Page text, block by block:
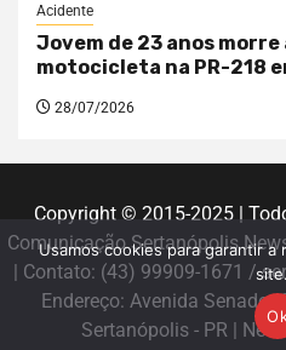
Acidente
Jovem de 23 anos
motocicleta na PR-218
28/07/2026
Copyright © 2015-2025 |
Comunicação Sertanópolis
| Contato: (43) 99909-1671 /
Endereço: Avenida Senador
Sertanópolis - PR |
Usamos cookies para garantir